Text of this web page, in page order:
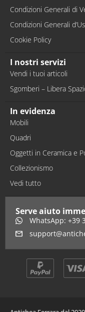
Condizioni Generali di
Condizioni Generali
Cookie Policy
I nostri servizi
Vendi i tuoi articoli
Sgomberi – Libera
In evidenza
Mobili
Quadri
Oggetti in Ceramica e
Collezionismo
Vedi tutto
Serve aiuto
WhatsApp: +39